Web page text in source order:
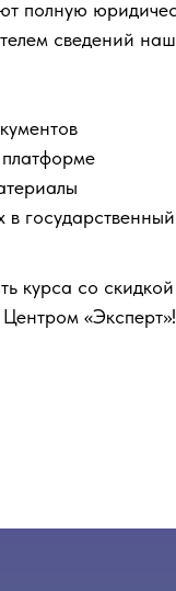
полную
сведений
в
курса со
«Эксперт»!